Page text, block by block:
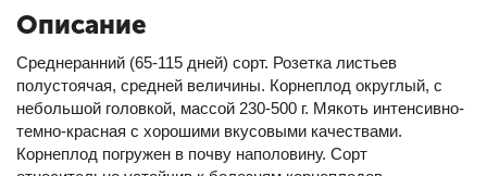
Описание
Среднеранний (65-115 дней) сорт. Розетка листьев
полустоячая, средней величины. Корнеплод округлый, с
небольшой головкой, массой 230-500 г. Мякоть интенсивно-
темно-красная с хорошими вкусовыми качествами.
Корнеплод погружен в почву наполовину. Сорт